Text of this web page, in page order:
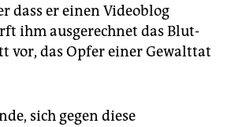
dass er einen Videoblog
ihm ausgerechnet das Blut-
vor, das Opfer einer Gewalttat
sich gegen diese